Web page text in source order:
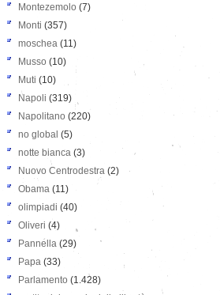
Montezemolo (7)
Monti (357)
moschea (11)
Musso (10)
Muti (10)
Napoli (319)
Napolitano (220)
no global (5)
notte bianca (3)
Nuovo Centrodestra (2)
Obama (11)
olimpiadi (40)
Oliveri (4)
Pannella (29)
Papa (33)
Parlamento (1.428)